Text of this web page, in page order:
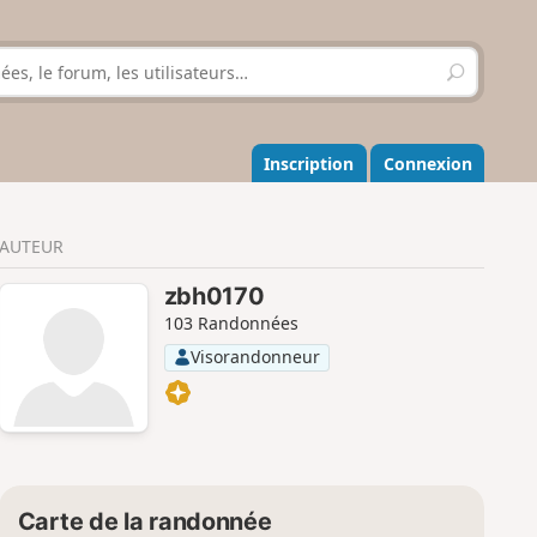
R
e
h
e
r
r
Inscription Connexion
AUTEUR
zbh0170
103 Randonnées
Visorandonneur
Carte de la randonnée